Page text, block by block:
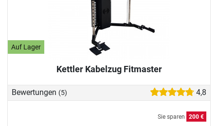
Auf Lager
Kettler Kabelzug Fitmaster
Bewertungen (5) 4,8
Sie sparen 200 €